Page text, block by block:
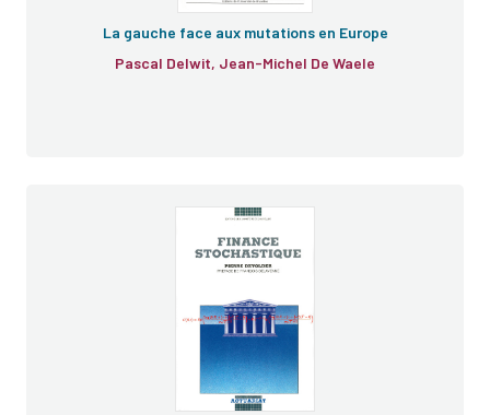
La gauche face aux mutations en Europe
Pascal Delwit, Jean-Michel De Waele